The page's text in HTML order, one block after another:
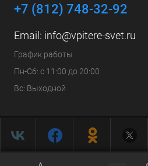
+7 (812) 748-32-92
Email: info@vpitere-svet.ru
График работы
Пн-Сб: с 11:00 до 20:00
Вс: Выходной